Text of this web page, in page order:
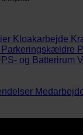
Kloakarbejde
Parkeringskældre
og Batterirum